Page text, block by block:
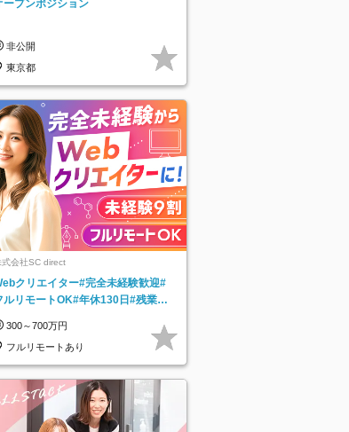
ープンポジション
非公開
東京都
式会社SC direct
クリエイター#完全未経験歓迎#
ルリモートOK#年休130日#残業月
300～700万円
フルリモートあり